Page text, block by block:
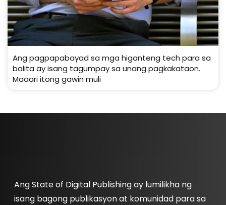
Ang pagpapabayad sa mga higanteng tech para sa
balita ay isang tagumpay sa unang pagkakataon.
Maaari itong gawin muli
Ang State of Digital Publishing ay lumilikha ng
isang bagong publikasyon at komunidad para sa